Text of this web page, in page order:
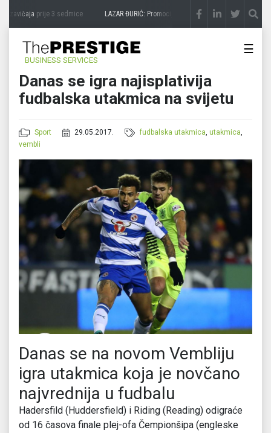
zavičajaprije 3 sedmice LAZAR ĐURIĆ: Promocija potencijal pretvara u destinaciju
BUSINESS SERVICES
☰
Danas se igra najisplativija
fudbalska utakmica na svijetu
Sport 29.05.2017. fudbalska utakmica,utakmica,
vembli
Danas se na novom Vembliju
igra utakmica koja je novčano
najvrednija u fudbalu
Hadersfild (Huddersfield) i Riding (Reading) odigraće
od 16 časova finale plej-ofa Čempionšipa (engleske